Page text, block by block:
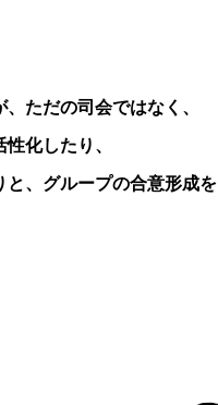
、ただの司会ではなく、
化したり、
、 グループの合意形成を